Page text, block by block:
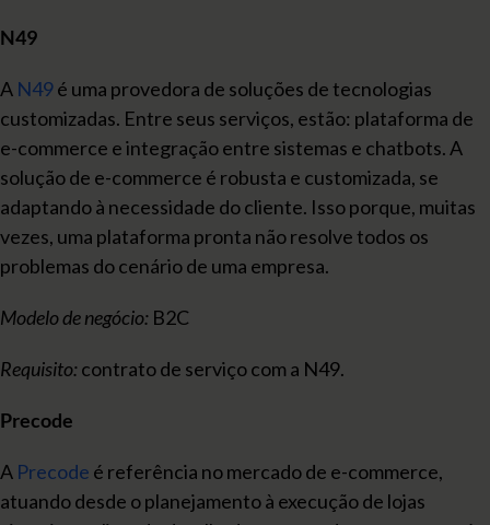
N49
A N49é uma provedora de soluções de tecnologias
customizadas. Entre seus serviços, estão: plataforma de
e-commerce e integração entre sistemas e chatbots. A
solução de e-commerce é robusta e customizada, se
adaptando à necessidade do cliente. Isso porque, muitas
vezes, uma plataforma pronta não resolve todos os
problemas do cenário de uma empresa.
Modelo de negócio: B2C
Requisito:contrato de serviço com a N49.
Precode
A Precode é referência no mercado de e-commerce,
atuando desde o planejamento à execução de lojas